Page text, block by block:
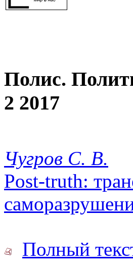
Полис.
2 2017
Чугров С. В.
Post-truth:
Полный